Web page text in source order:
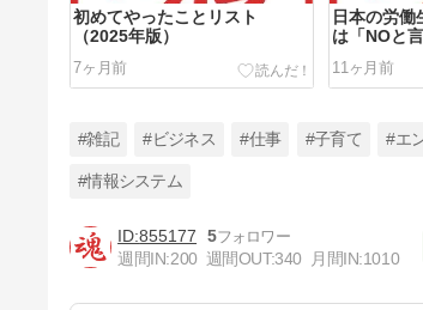
初めてやったことリスト
（2025年版）
7ヶ月前
日本の労働
は「NOと
11ヶ月前
初めてやったことリスト
（2023年版）
#雑記 #ビジネス #仕事 #子育て #エ
#情報システム
855177
5
週間IN:200 週間OUT:340 月間IN:1010